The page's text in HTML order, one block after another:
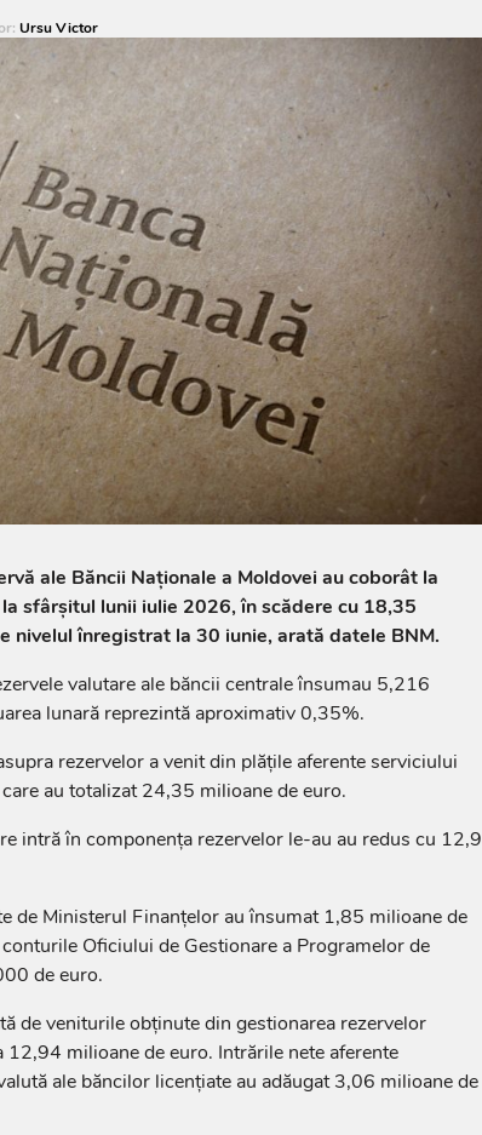
Ursu Victor
ale Băncii Naționale a Moldovei au coborât la
sfârșitul lunii iulie 2026, în scădere cu 18,35
nivelul înregistrat la 30 iunie, arată datele BNM.
valutare ale băncii centrale însumau 5,216
lunară reprezintă aproximativ 0,35%.
rezervelor a venit din plățile aferente serviciului
au totalizat 24,35 milioane de euro.
intră în componența rezervelor le-au au redus cu 12,9
de Ministerul Finanțelor au însumat 1,85 milioane de
Oficiului de Gestionare a Programelor de
de euro.
de veniturile obținute din gestionarea rezervelor
12,94 milioane de euro. Intrările nete aferente
ale băncilor licențiate au adăugat 3,06 milioane de